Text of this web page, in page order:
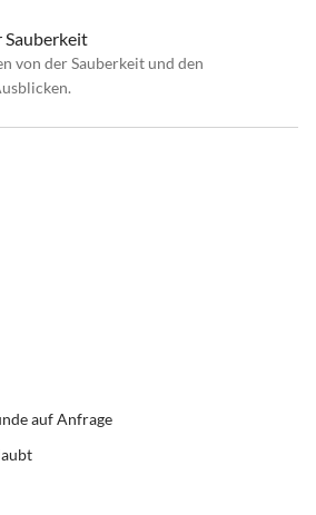
von der Sauberkeit und den
auf Anfrage